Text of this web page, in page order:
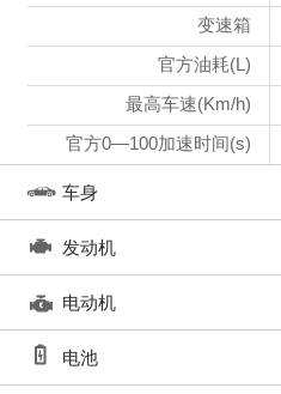
变速箱
官方油耗(L)
最高车速(Km/h)
官方0—100加速时间(s)
车身
发动机
电动机
电池